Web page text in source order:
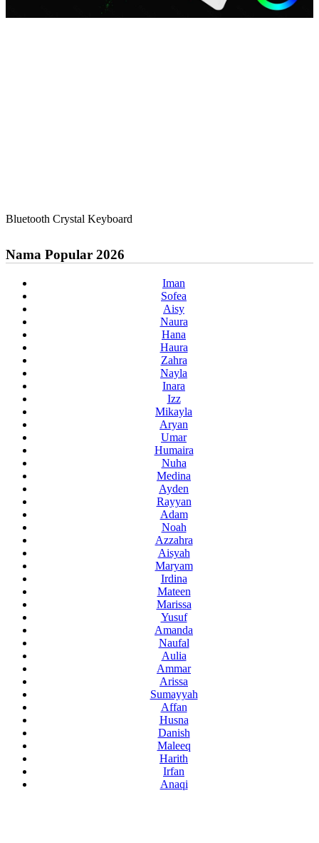
Bluetooth Crystal Keyboard
Nama Popular 2026
Iman
Sofea
Aisy
Naura
Hana
Haura
Zahra
Nayla
Inara
Izz
Mikayla
Aryan
Umar
Humaira
Nuha
Medina
Ayden
Rayyan
Adam
Noah
Azzahra
Aisyah
Maryam
Irdina
Mateen
Marissa
Yusuf
Amanda
Naufal
Aulia
Ammar
Arissa
Sumayyah
Affan
Husna
Danish
Maleeq
Harith
Irfan
Anaqi